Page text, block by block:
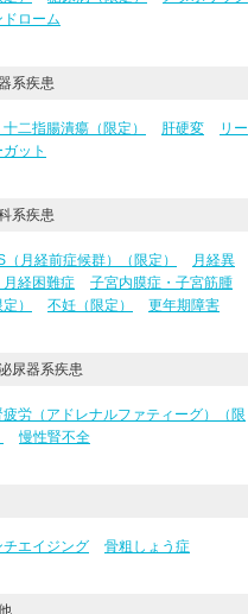
ドローム
系疾患
十二指腸潰瘍（限定） 肝硬変
リー
ガット
系疾患
（月経前症候群）（限定）
月経異
月経困難症
子宮内膜症・子宮筋腫
定）
不妊（限定） 更年期障害
尿器系疾患
疲労（アドレナルファティーグ）（限
慢性腎不全
チエイジング 骨粗しょう症